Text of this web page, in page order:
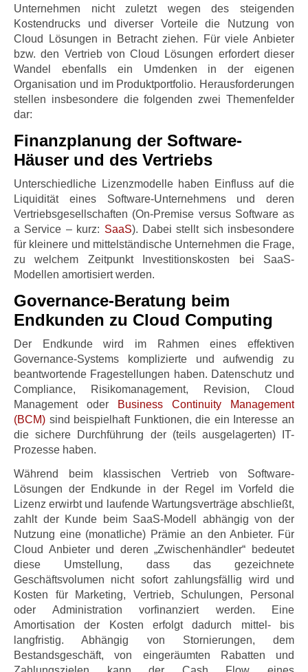
Unternehmen nicht zuletzt wegen des steigenden
Kostendrucks und diverser Vorteile die Nutzung von
Cloud Lösungen in Betracht ziehen. Für viele Anbieter
bzw. den Vertrieb von Cloud Lösungen erfordert dieser
Wandel ebenfalls ein Umdenken in der eigenen
Organisation und im Produktportfolio. Herausforderungen
stellen insbesondere die folgenden zwei Themenfelder
dar:
Finanzplanung der Software-
Häuser und des Vertriebs
Unterschiedliche Lizenzmodelle haben Einfluss auf die
Liquidität eines Software-Unternehmens und deren
Vertriebsgesellschaften (On-Premise versus Software as
a Service – kurz: SaaS). Dabei stellt sich insbesondere
für kleinere und mittelständische Unternehmen die Frage,
zu welchem Zeitpunkt Investitionskosten bei SaaS-
Modellen amortisiert werden.
Governance-Beratung beim
Endkunden zu Cloud Computing
Der Endkunde wird im Rahmen eines effektiven
Governance-Systems komplizierte und aufwendig zu
beantwortende Fragestellungen haben. Datenschutz und
Compliance, Risikomanagement, Revision, Cloud
Management oder
Business Continuity Management
(BCM) sind beispielhaft Funktionen, die ein Interesse an
die sichere Durchführung der (teils ausgelagerten) IT-
Prozesse haben.
Während beim klassischen Vertrieb von Software-
Lösungen der Endkunde in der Regel im Vorfeld die
Lizenz erwirbt und laufende Wartungsverträge abschließt,
zahlt der Kunde beim SaaS-Modell abhängig von der
Nutzung eine (monatliche) Prämie an den Anbieter. Für
Cloud Anbieter und deren „Zwischenhändler“ bedeutet
diese Umstellung, dass das gezeichnete
Geschäftsvolumen nicht sofort zahlungsfällig wird und
Kosten für Marketing, Vertrieb, Schulungen, Personal
oder Administration vorfinanziert werden. Eine
Amortisation der Kosten erfolgt dadurch mittel- bis
langfristig. Abhängig von Stornierungen, dem
Bestandsgeschäft, von eingeräumten Rabatten und